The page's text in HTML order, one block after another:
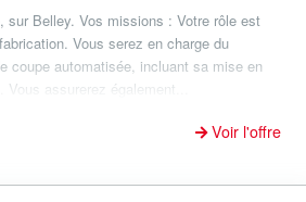
sur Belley. Vos missions : Votre rôle est
Vous serez en charge du
coupe automatisée, incluant sa mise en
assurerez également...
Voir l'offre